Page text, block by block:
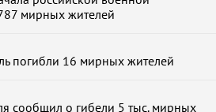
мирных жителей
погибли 16 мирных жителей
сообщил о гибели 5 тыс. мирных